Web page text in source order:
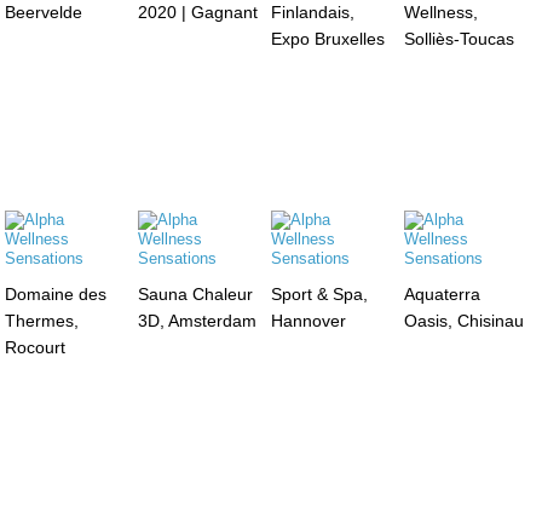
Beervelde
2020 | Gagnant
Finlandais,
Expo Bruxelles
Wellness,
Solliès-Toucas
Domaine des
Thermes,
Rocourt
Sauna Chaleur
3D, Amsterdam
Sport & Spa,
Hannover
Aquaterra
Oasis, Chisinau